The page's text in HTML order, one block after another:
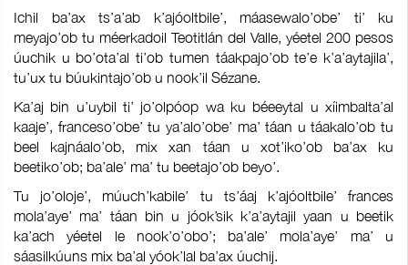
Ichil ba’ax ts’a’ab k’ajóoltbile’, máasewalo’obe’ ti’ ku
meyajo’ob tu méerkadoil Teotitlán del Valle, yéetel 200 pesos
úuchik u bo’ota’al ti’ob tumen táakpajo’ob te’e k’a’aytajila’,
tu’ux tu búukintajo’ob u nook’il Sézane.
Ka’aj bin u’uybil ti’ jo’olpóop wa ku béeeytal u xíimbalta’al
kaaje’, franceso’obe’ tu ya’alo’obe’ ma’ táan u táakalo’ob tu
beel kajnáalo’ob, mix xan táan u xot’iko’ob ba’ax ku
beetiko’ob; ba’ale’ ma’ tu beetajo’ob beyo’.
Tu jo’oloje’, múuch’kabile’ tu ts’áaj k’ajóoltbile’ frances
mola’aye’ ma’ táan bin u jóok’sik k’a’aytajil yaan u beetik
ka’ach yéetel le nook’o’obo’; ba’ale’ mola’aye’ ma’ u
sáasilkúuns mix ba’al yóok’lal ba’ax úuchij.